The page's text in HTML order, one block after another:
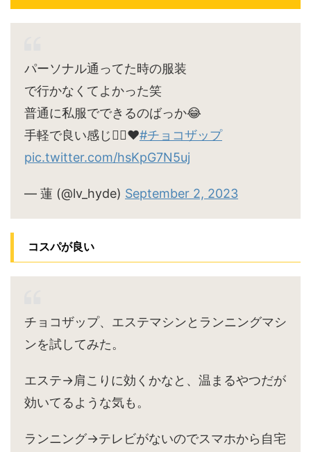
パーソナル通ってた時の服装
で行かなくてよかった笑
普通に私服でできるのばっか😂
手軽で良い感じ🙆‍♀️♥#チョコザップ
pic.twitter.com/hsKpG7N5uj
— 蓮 (@lv_hyde) September 2, 2023
コスパが良い
チョコザップ、エステマシンとランニングマシ
ンを試してみた。
エステ→肩こりに効くかなと、温まるやつだが
効いてるような気も。
ランニング→テレビがないのでスマホから自宅